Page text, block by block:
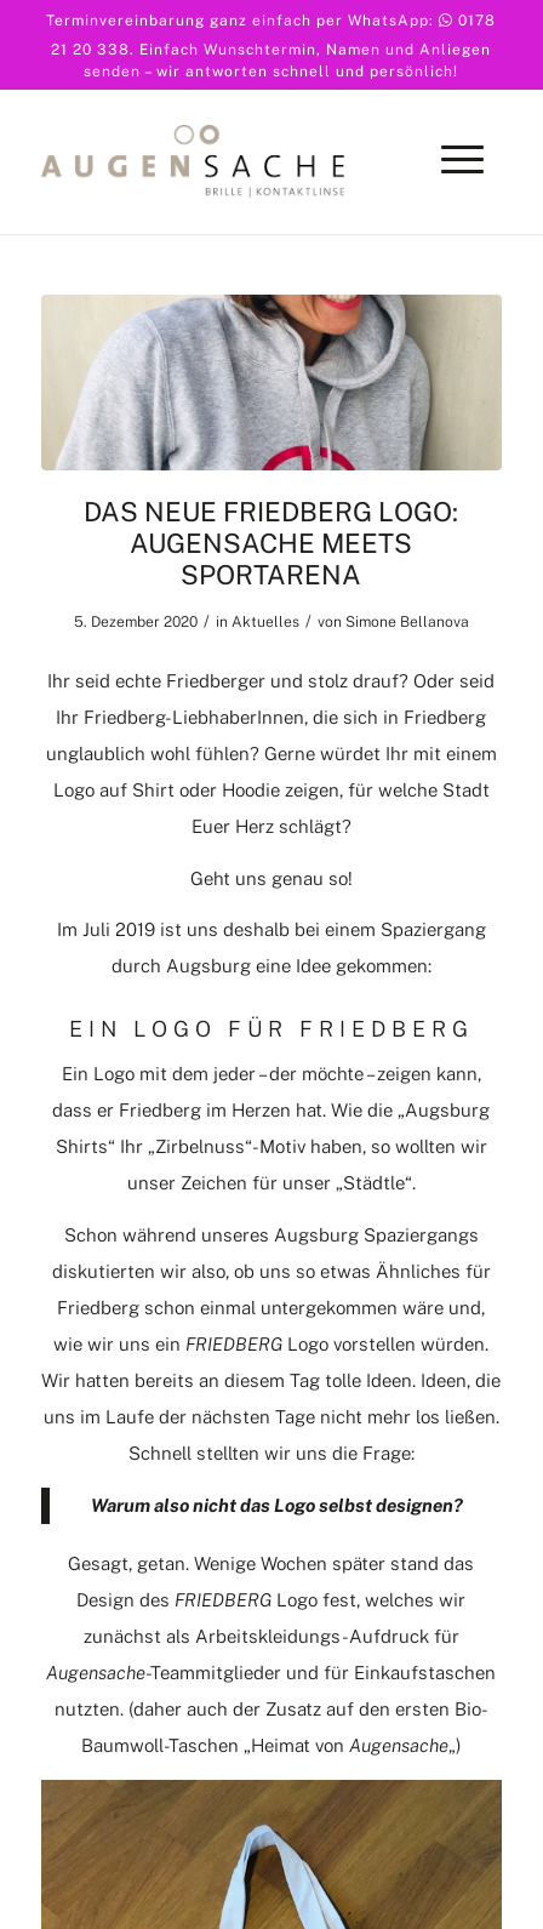
Terminvereinbarung ganz einfach per WhatsApp:
0178
21 20 338. Einfach Wunschtermin, Namen und Anliegen
senden – wir antworten schnell und persönlich!
DAS NEUE FRIEDBERG LOGO:
AUGENSACHE MEETS
SPORTARENA
5. Dezember 2020 / in Aktuelles / von Simone Bellanova
Ihr seid echte Friedberger und stolz drauf? Oder seid
Ihr Friedberg-LiebhaberInnen, die sich in Friedberg
unglaublich wohl fühlen? Gerne würdet Ihr mit einem
Logo auf Shirt oder Hoodie zeigen, für welche Stadt
Euer Herz schlägt?
Geht uns genau so!
Im Juli 2019 ist uns deshalb bei einem Spaziergang
durch Augsburg eine Idee gekommen:
EIN LOGO FÜR FRIEDBERG
Ein Logo mit dem jeder – der möchte – zeigen kann,
dass er Friedberg im Herzen hat. Wie die „Augsburg
Shirts“ Ihr „Zirbelnuss“-Motiv haben, so wollten wir
unser Zeichen für unser „Städtle“.
Schon während unseres Augsburg Spaziergangs
diskutierten wir also, ob uns so etwas Ähnliches für
Friedberg schon einmal untergekommen wäre und,
wie wir uns ein FRIEDBERG Logo vorstellen würden.
Wir hatten bereits an diesem Tag tolle Ideen. Ideen, die
uns im Laufe der nächsten Tage nicht mehr los ließen.
Schnell stellten wir uns die Frage:
Warum also nicht das Logo selbst designen?
Gesagt, getan. Wenige Wochen später stand das
Design des FRIEDBERG Logo fest, welches wir
zunächst als Arbeitskleidungs-Aufdruck für
Augensache-Teammitglieder und für Einkaufstaschen
nutzten. (daher auch der Zusatz auf den ersten Bio-
Baumwoll-Taschen „Heimat von Augensache„)